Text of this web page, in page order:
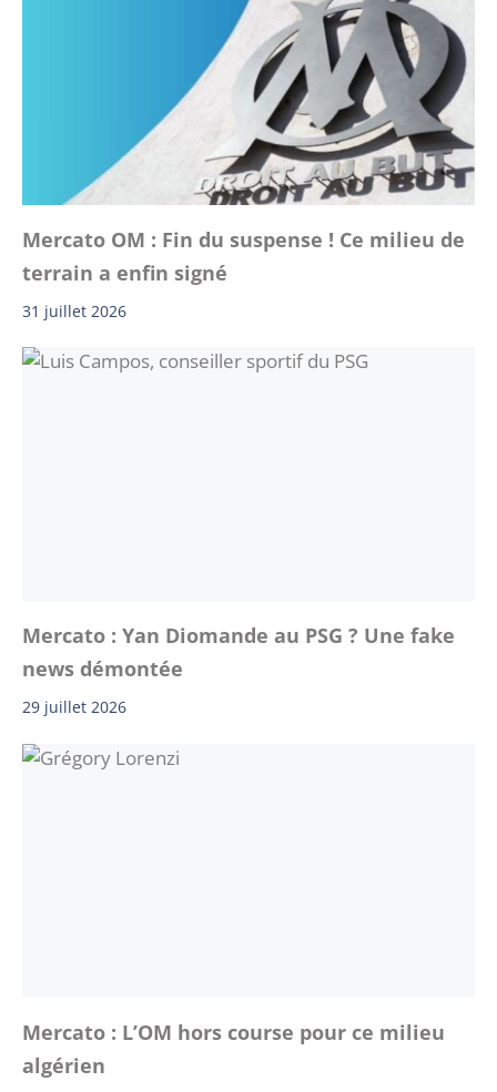
Mercato OM : Fin du suspense ! Ce milieu de
terrain a enfin signé
31 juillet 2026
Mercato : Yan Diomande au PSG ? Une fake
news démontée
29 juillet 2026
Mercato : L’OM hors course pour ce milieu
algérien